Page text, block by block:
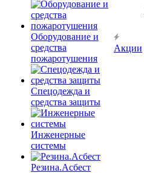
Оборудование и
средства
пожаротушения
Спецодежда и
средства защиты
Инженерные
системы
Резина.Асбест
Акции